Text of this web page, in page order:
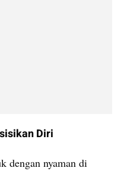
Diri
dengan nyaman di